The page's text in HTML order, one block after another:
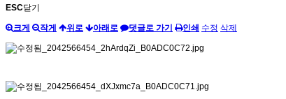
ESC닫기
크게 작게 위로 아래로 댓글로 가기 인쇄 수정 삭제